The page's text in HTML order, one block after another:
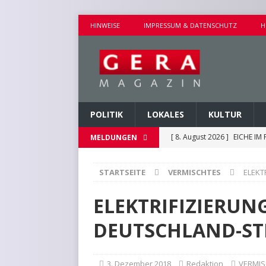
HINWEISE IMPRESSUM & DATENSCHUTZ
POLITIK LOKALES KULTUR
MELDUNGEN [ 8. August 2026 ] EICHE IM
[ 8. August 2026 ] UMBAU
[ 7. August 2026 ]
STARTSEITE VERMISCHTES
DEUTSCHLAND-
3. Dezember 2018 Redaktion